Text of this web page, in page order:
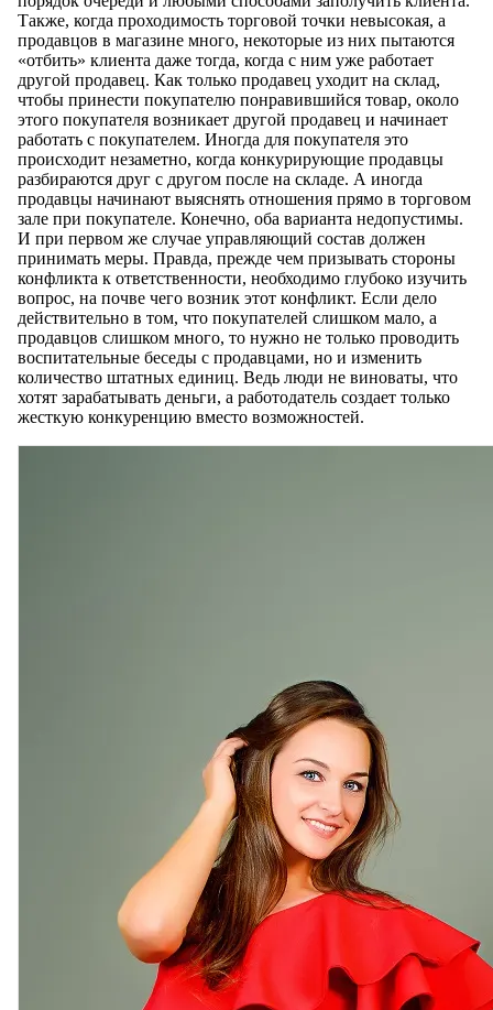
Также, когда проходимость торговой точки невысокая, а
продавцов в магазине много, некоторые из них пытаются
«отбить» клиента даже тогда, когда с ним уже работает
другой продавец. Как только продавец уходит на склад,
чтобы принести покупателю понравившийся товар, около
этого покупателя возникает другой продавец и начинает
работать с покупателем. Иногда для покупателя это
происходит незаметно, когда конкурирующие продавцы
разбираются друг с другом после на складе. А иногда
продавцы начинают выяснять отношения прямо в торговом
зале при покупателе. Конечно, оба варианта недопустимы.
И при первом же случае управляющий состав должен
принимать меры. Правда, прежде чем призывать стороны
конфликта к ответственности, необходимо глубоко изучить
вопрос, на почве чего возник этот конфликт. Если дело
действительно в том, что покупателей слишком мало, а
продавцов слишком много, то нужно не только проводить
воспитательные беседы с продавцами, но и изменить
количество штатных единиц. Ведь люди не виноваты, что
хотят зарабатывать деньги, а работодатель создает только
жесткую конкуренцию вместо возможностей.